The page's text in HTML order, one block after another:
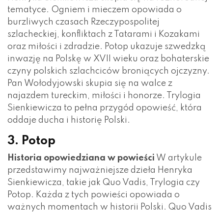
tematyce. Ogniem i mieczem opowiada o
burzliwych czasach Rzeczypospolitej
szlacheckiej, konfliktach z Tatarami i Kozakami
oraz miłości i zdradzie. Potop ukazuje szwedzką
inwazję na Polskę w XVII wieku oraz bohaterskie
czyny polskich szlachciców broniących ojczyzny.
Pan Wołodyjowski skupia się na walce z
najazdem tureckim, miłości i honorze. Trylogia
Sienkiewicza to pełna przygód opowieść, która
oddaje ducha i historię Polski.
3. Potop
Historia opowiedziana w powieści W artykule
przedstawimy najważniejsze dzieła Henryka
Sienkiewicza, takie jak Quo Vadis, Trylogia czy
Potop. Każda z tych powieści opowiada o
ważnych momentach w historii Polski. Quo Vadis